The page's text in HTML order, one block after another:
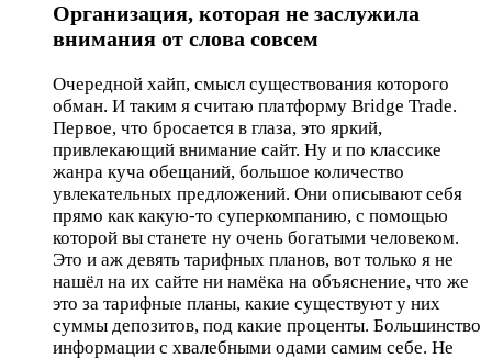
Организация, которая не заслужила
внимания от слова совсем
Очередной хайп, смысл существования которого
обман. И таким я считаю платформу Bridge Trade.
Первое, что бросается в глаза, это яркий,
привлекающий внимание сайт. Ну и по классике
жанра куча обещаний, большое количество
увлекательных предложений. Они описывают себя
прямо как какую-то суперкомпанию, с помощью
которой вы станете ну очень богатыми человеком.
Это и аж девять тарифных планов, вот только я не
нашёл на их сайте ни намёка на объяснение, что же
это за тарифные планы, какие существуют у них
суммы депозитов, под какие проценты. Большинство
информации с хвалебными одами самим себе. Не